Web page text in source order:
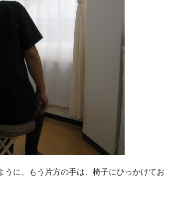
に、もう片方の手は、椅子にひっかけてお